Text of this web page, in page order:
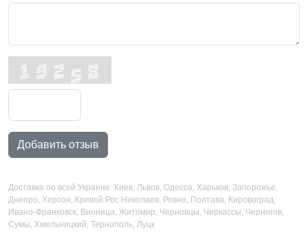
Добавить отзыв
Доставка по всей Украине: Киев, Львов, Одесса, Харьков, Запорожье,
Днепро, Херсон, Кривой Рог, Николаев, Ровно, Полтава, Кировоград,
Ивано-Франковск, Винница, Житомир, Черновцы, Черкассы, Чернигов,
Сумы, Хмельницкий, Тернополь, Луцк